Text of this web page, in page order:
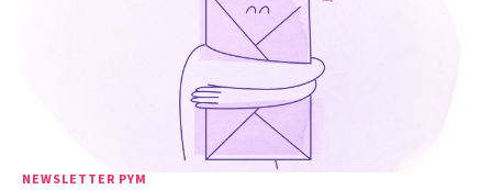
NEWSLETTER PYM